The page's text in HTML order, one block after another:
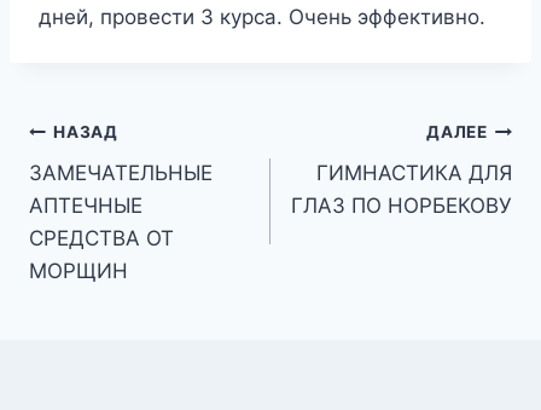
дней, провести 3 курса. Очень эффективно.
Навигация
по
записям
НАЗАД
ЗАМЕЧАТЕЛЬНЫЕ
АПТЕЧНЫЕ
СРЕДСТВА ОТ
МОРЩИН
ДАЛЕЕ
ГИМНАСТИКА ДЛЯ
ГЛАЗ ПО НОРБЕКОВУ